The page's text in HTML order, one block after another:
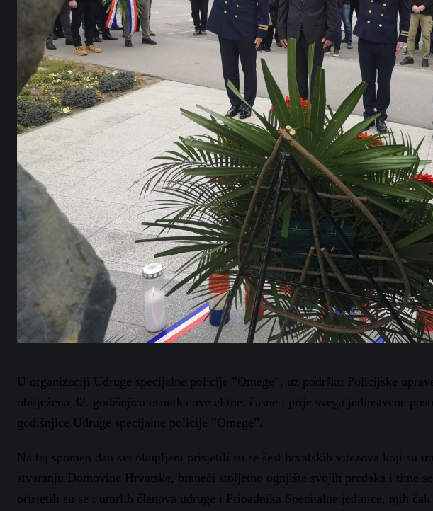
U organizaciji Udruge specijalne policije ”Omege”, uz podršku Policijske
obilježena 32. godišnjica osnutka ove elitne, časne i prije svega jedinstvene
godišnjice Udruge specijalne policije ”Omege”.
Na taj spomen dan svi okupljeni prisjetili su se šest hrvatskih vitezova koji su
stvaranju Domovine Hrvatske, braneći stoljetno ognjište svojih predaka i time
prisjetili su se i umrlih članova udruge i Pripadnika Specijalne jedinice, njih čak